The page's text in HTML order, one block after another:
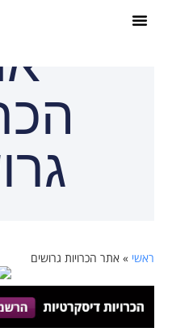
ראשי »אתר הכרויות גרושים